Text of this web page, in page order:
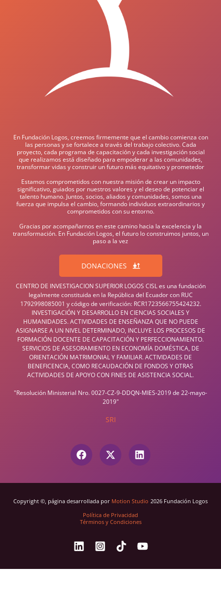
En Fundación Logos, creemos firmemente que el cambio comienza con
las personas y se fortalece a través del trabajo colectivo. Cada
proyecto, cada programa de capacitación y cada investigación social
que realizamos está diseñado para empoderar a las comunidades,
transformar vidas y construir un futuro más equitativo y prometedor
Estamos comprometidos con nuestra misión de crear un impacto
significativo, guiados por nuestros valores y el deseo de potenciar el
talento humano. Juntos, socios, aliados y comunidades, somos una
fuerza que impulsa el cambio, formando individuos extraordinarios y
comprometidos con su entorno.
Gracias por acompañarnos en este camino hacia la excelencia y la
transformación. En Fundación Logos, el futuro lo construimos juntos, un
paso a la vez
DONACIONES
CENTRO DE INVESTIGACION SUPERIOR LOGOS CISL es una fundación
legalmente constituida en la República del Ecuador con RUC
1792998085001 y código de verificación: RCR1723566755424232.
INVESTIGACIÓN Y DESARROLLO EN CIENCIAS SOCIALES Y
HUMANIDADES. ACTIVIDADES DE ENSEÑANZA QUE NO PUEDE
ASIGNARSE A UN NIVEL DETERMINADO, INCLUYE LOS PROCESOS DE
FORMACIÓN DOCENTE DE CAPACITACIÓN Y PERFECCIONAMIENTO.
SERVICIOS DE ASESORAMIENTO EN ECONOMÍA DOMÉSTICA, DE
ORIENTACIÓN MATRIMONIAL Y FAMILIAR. ACTIVIDADES DE
BENEFICENCIA, COMO RECAUDACIÓN DE FONDOS Y OTRAS
ACTIVIDADES DE APOYO CON FINES DE ASISTENCIA SOCIAL.
"Resolución Ministerial Nro. 0027-CZ-9-DDQN-MIES-2019 de 22-mayo-
2019"
SRI
Copyright ©, página desarrollada por Motion Studio 2026 Fundación Logos
Política de Privacidad
Términos y Condiciones